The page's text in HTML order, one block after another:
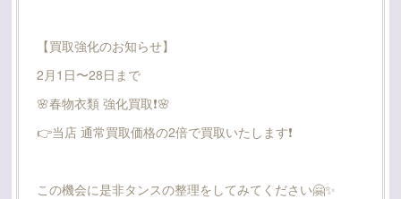
【買取強化のお知らせ】
2月1日〜28日まで
🌸春物衣類 強化買取❗️🌸
👉当店 通常買取価格の2倍で買取いたします❗️
この機会に是非タンスの整理をしてみてください🤗✨️